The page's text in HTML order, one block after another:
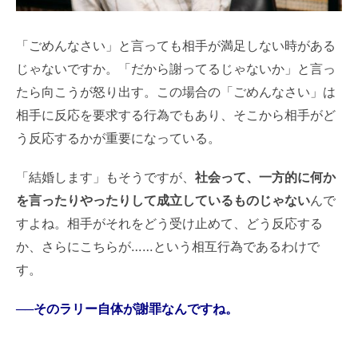
「ごめんなさい」と言っても相手が満足しない時がある
じゃないですか。「だから謝ってるじゃないか」と言っ
たら向こうが怒り出す。この場合の「ごめんなさい」は
相手に反応を要求する行為でもあり、そこから相手がど
う反応するかが重要になっている。
「結婚します」もそうですが、 社会って、一方的に何か
を言ったりやったりして成立しているものじゃないんで
すよね。相手がそれをどう受け止めて、どう反応する
か、さらにこちらが……という相互行為であるわけで
す。
──そのラリー自体が謝罪なんですね。